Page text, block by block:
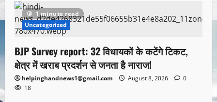
1 minute read
Uncategorized
BJP Survey report: 32 विधायकों के कटेंगे टिकट,
क्षेत्र में खराब प्रदर्शन से जनता है नाराज!
helpinghandnews1@gmail.com August 8, 2026
0
18